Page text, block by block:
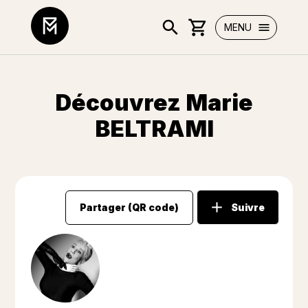
MENU
Découvrez Marie
BELTRAMI
Partager (QR code) Suivre